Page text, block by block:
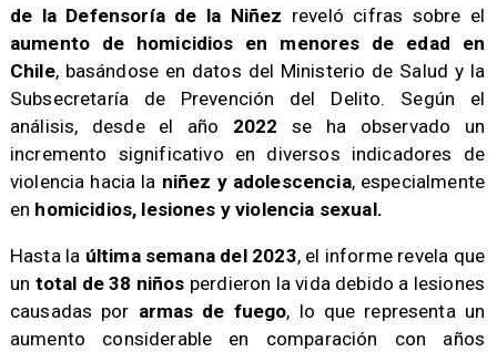
de la Defensoría de la Niñez reveló cifras sobre el
aumento de homicidios en menores de edad en
Chile, basándose en datos del Ministerio de Salud y la
Subsecretaría de Prevención del Delito. Según el
análisis, desde el año 2022 se ha observado un
incremento significativo en diversos indicadores de
violencia hacia la niñez y adolescencia, especialmente
en homicidios, lesiones y violencia sexual.
​Hasta la última semana del 2023, el informe revela que
un total de 38 niños perdieron la vida debido a lesiones
causadas por armas de fuego, lo que representa un
aumento considerable en comparación con años